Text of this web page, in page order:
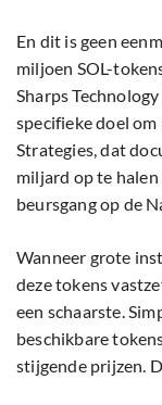
En dit is geen
miljoen SOL-
Sharps
specifieke doel om
Strategies, dat
miljard op te
beursgang op de
Wanneer grote
deze tokens
een schaarste.
beschikbare
stijgende prijzen.